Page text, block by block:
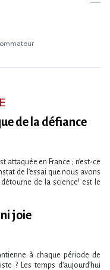
de la défiance
attaquée en France ; n’est-ce
de l’essai que nous avons
de la science¹ est le
ni joie
à chaque période de
? Les temps d’aujourd’hui